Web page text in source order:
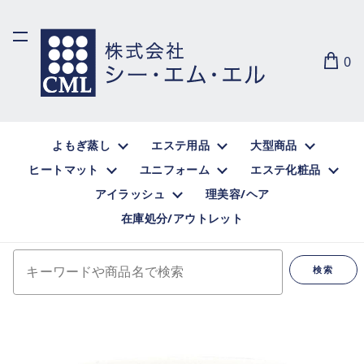
0
よもぎ蒸し エステ用品
大型商品
ヒートマット
ユニフォーム
エステ化粧品
アイラッシュ
理美容/ヘア
在庫処分/アウトレット
検索